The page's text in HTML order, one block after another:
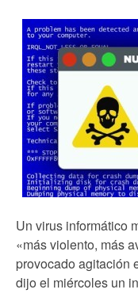
Un virus informático
«más violento, más
provocado agitación
dijo el miércoles un